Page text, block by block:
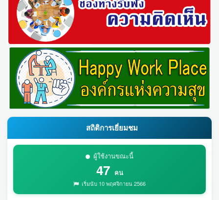
สถิติการเยี่ยมชม
ผู้ใช้งานขณะนี้
47 คน
เริ่มนับ 10 พฤศจิกายน 2566